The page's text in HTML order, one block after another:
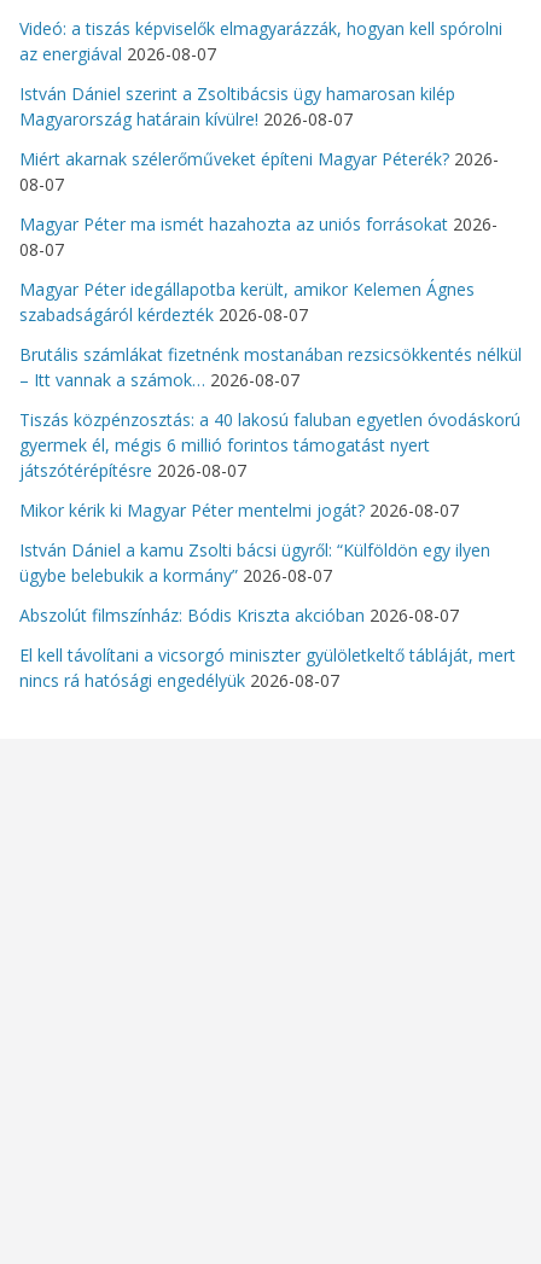
Videó: a tiszás képviselők elmagyarázzák, hogyan kell spórolni
az energiával 2026-08-07
István Dániel szerint a Zsoltibácsis ügy hamarosan kilép
Magyarország határain kívülre! 2026-08-07
Miért akarnak szélerőműveket építeni Magyar Péterék? 2026-
08-07
Magyar Péter ma ismét hazahozta az uniós forrásokat 2026-
08-07
Magyar Péter idegállapotba került, amikor Kelemen Ágnes
szabadságáról kérdezték 2026-08-07
Brutális számlákat fizetnénk mostanában rezsicsökkentés nélkül
– Itt vannak a számok… 2026-08-07
Tiszás közpénzosztás: a 40 lakosú faluban egyetlen óvodáskorú
gyermek él, mégis 6 millió forintos támogatást nyert
játszótérépítésre 2026-08-07
Mikor kérik ki Magyar Péter mentelmi jogát? 2026-08-07
István Dániel a kamu Zsolti bácsi ügyről: “Külföldön egy ilyen
ügybe belebukik a kormány” 2026-08-07
Abszolút filmszínház: Bódis Kriszta akcióban 2026-08-07
El kell távolítani a vicsorgó miniszter gyülöletkeltő tábláját, mert
nincs rá hatósági engedélyük 2026-08-07